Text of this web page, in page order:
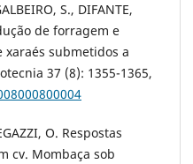
S., DIFANTE,
de forragem e
submetidos a
37 (8): 1355-1365,
O. Respostas
cv. Mombaça sob